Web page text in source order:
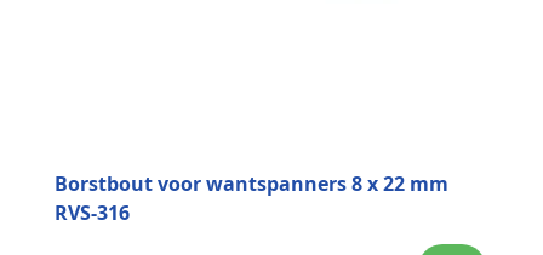
Borstbout voor wantspanners 8 x 22 mm
RVS-316